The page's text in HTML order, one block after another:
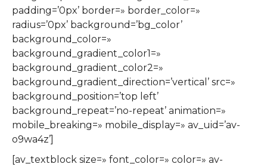
padding=’0px’ border=» border_color=»
radius=’0px’ background=’bg_color’
background_color=»
background_gradient_color1=»
background_gradient_color2=»
background_gradient_direction=’vertical’ src=»
background_position=’top left’
background_repeat=’no-repeat’ animation=»
mobile_breaking=» mobile_display=» av_uid=’av-
o9wa4z’]
[av_textblock size=» font_color=» color=» av-